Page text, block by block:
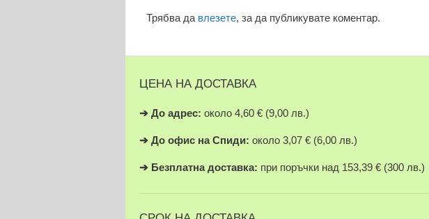
Трябва да влезете, за да публикувате коментар.
ЦЕНА НА ДОСТАВКА
➔ До адрес: около 4,60 € (9,00 лв.)
➔ До офис на Спиди: около 3,07 € (6,00 лв.)
➔ Безплатна доставка: при поръчки над 153,39 € (300 лв.)